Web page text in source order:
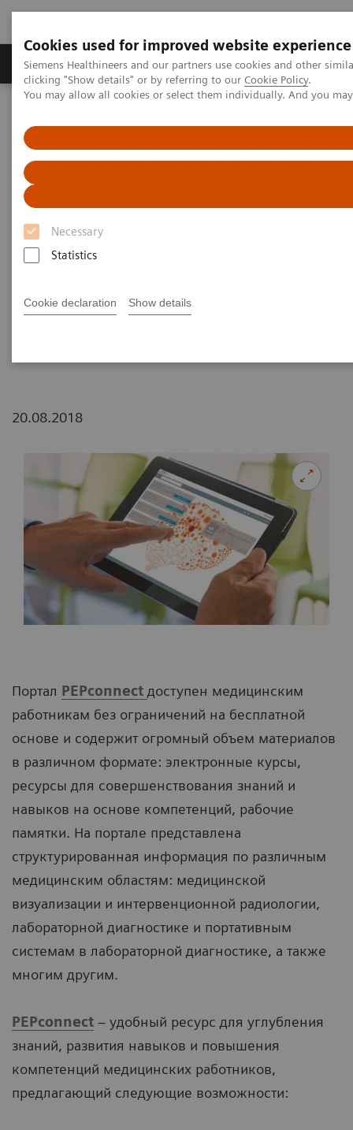
Cookies used for improved website experience
Siemens Healthineers and our partners use cookies and other
clicking "Show details" or by referring to our Cookie Policy.
You may allow all cookies or select them individually. And you
Necessary
Statistics
Cookie declaration Show details
Продукты и решения Клинические
PEPconnect – портал Siemens
Healthineers для
совершенствования
профессиональных
среднего медицинского
20.08.2018
Портал PEPconnect доступен медицинским
работникам без ограничений на бесплатной
основе и содержит огромный объем материалов
в различном формате: электронные курсы,
ресурсы для совершенствования знаний и
навыков на основе компетенций, рабочие
памятки. На портале представлена
структурированная информация по различным
медицинским областям: медицинской
визуализации и интервенционной радиологии,
лабораторной диагностике и портативным
системам в лабораторной диагностике, а также
многим другим.
PEPconnect – удобный ресурс для углубления
знаний, развития навыков и повышения
компетенций медицинских работников,
предлагающий следующие возможности: